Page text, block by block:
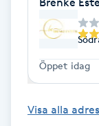
Idrottsmassage
IPL
Öppet idag
Visa alla